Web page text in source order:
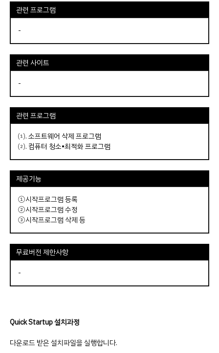
관련 프로그램
-
관련 사이트
-
관련 프로그램
⑴.소프트웨어 삭제 프로그램
⑵. 컴퓨터 청소•최적화 프로그램
제공기능
①시작프로그램 등록
②시작프로그램 수정
③시작프로그램 삭제 등
무료버전 제한사항
-
Quick Startup 설치과정
다운로드 받은 설치파일을 실행합니다.